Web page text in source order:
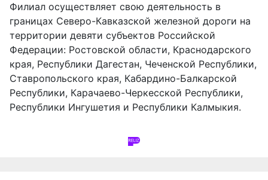
Филиал осуществляет свою деятельность в
границах Северо-Кавказской железной дороги на
территории девяти субъектов Российской
Федерации: Ростовской области, Краснодарского
края, Республики Дагестан, Чеченской Республики,
Ставропольского края, Кабардино-Балкарской
Республики, Карачаево-Черкесской Республики,
Республики Ингушетия и Республики Калмыкия.